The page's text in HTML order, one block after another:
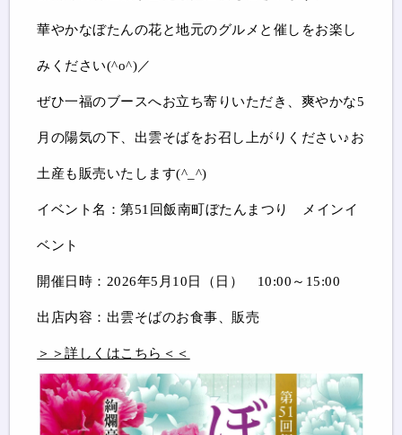
華やかなぼたんの花と地元のグルメと催しをお楽し
みください(^o^)／
ぜひ一福のブースへお立ち寄りいただき、爽やかな5
月の陽気の下、出雲そばをお召し上がりください♪お
土産も販売いたします(^_^)
イベント名：第51回飯南町ぼたんまつり メインイ
ベント
開催日時：2026年5月10日（日） 10:00～15:00
出店内容：出雲そばのお食事、販売
＞＞詳しくはこちら＜＜